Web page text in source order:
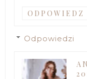
ODPOWIEDZ
Odpowiedzi